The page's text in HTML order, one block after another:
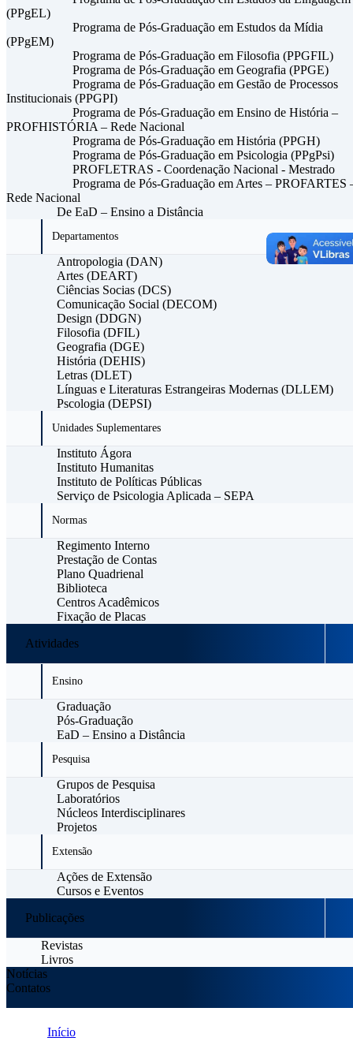
(PPgEL)
Programa de Pós-Graduação em Estudos da Mídia
(PPgEM)
Programa de Pós-Graduação em Filosofia (PPGFIL)
Programa de Pós-Graduação em Geografia (PPGE)
Programa de Pós-Graduação em Gestão de Processos
Institucionais (PPGPI)
Programa de Pós-Graduação em Ensino de História –
PROFHISTÓRIA – Rede Nacional
Programa de Pós-Graduação em História (PPGH)
Programa de Pós-Graduação em Psicologia (PPgPsi)
PROFLETRAS - Coordenação Nacional - Mestrado
Programa de Pós-Graduação em Artes – PROFARTES
Rede Nacional
De EaD – Ensino a Distância
Departamentos
Antropologia (DAN)
Artes (DEART)
Ciências Socias (DCS)
Comunicação Social (DECOM)
Design (DDGN)
Filosofia (DFIL)
Geografia (DGE)
História (DEHIS)
Letras (DLET)
Línguas e Literaturas Estrangeiras Modernas (DLLEM)
Pscologia (DEPSI)
Unidades Suplementares
Instituto Ágora
Instituto Humanitas
Instituto de Políticas Públicas
Serviço de Psicologia Aplicada – SEPA
Normas
Regimento Interno
Prestação de Contas
Plano Quadrienal
Biblioteca
Centros Acadêmicos
Fixação de Placas
Atividades
Ensino
Graduação
Pós-Graduação
EaD – Ensino a Distância
Pesquisa
Grupos de Pesquisa
Laboratórios
Núcleos Interdisciplinares
Projetos
Extensão
Ações de Extensão
Cursos e Eventos
Publicações
Revistas
Livros
Notícias
Contatos
Início